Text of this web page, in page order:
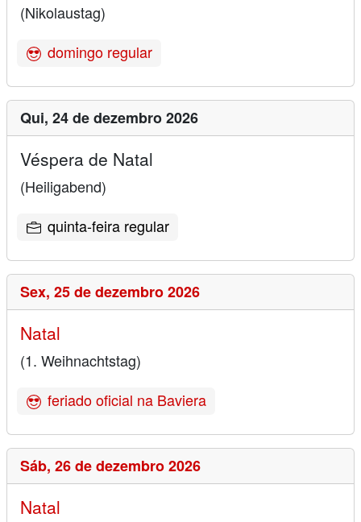
(Nikolaustag)
domingo regular
Qui, 24 de dezembro 2026
Véspera de Natal
(Heiligabend)
quinta-feira regular
Sex, 25 de dezembro 2026
Natal
(1. Weihnachtstag)
feriado oficial na Baviera
Sáb, 26 de dezembro 2026
Natal